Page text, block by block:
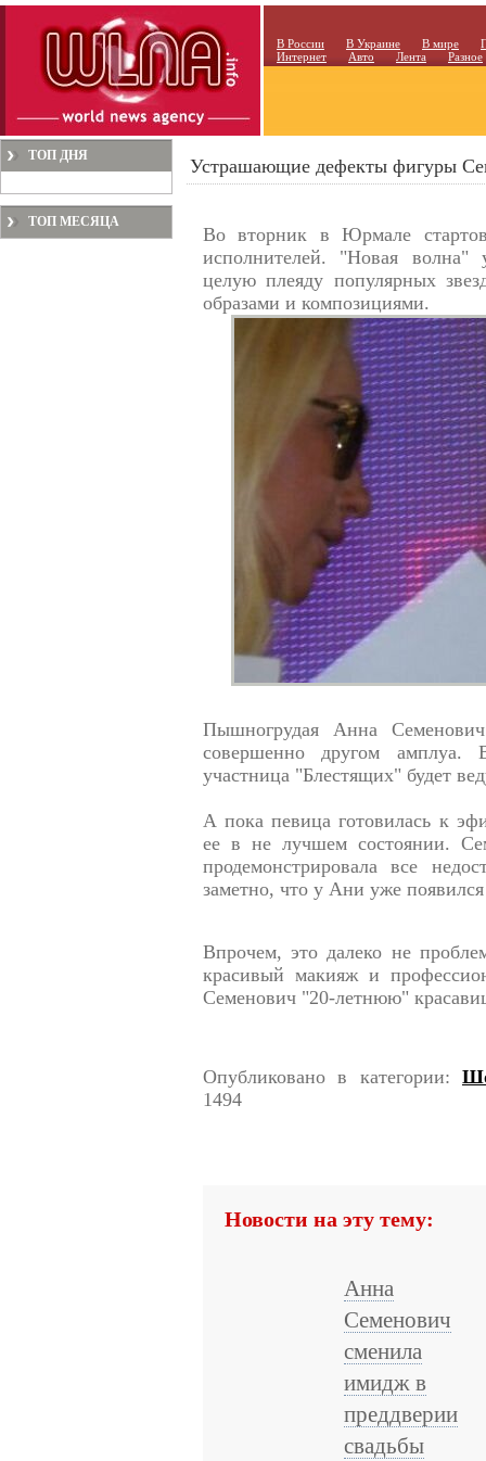
В России В Украине В мире
Интернет
Авто Лента Разное
ТОП ДНЯ
ТОП МЕСЯЦА
Устрашающие дефекты фигуры
Во вторник в Юрмале
исполнителей. "Новая волна"
целую плеяду популярных
образами и композициями.
Пышногрудая Анна
совершенно другом амплуа.
участница "Блестящих" будет
А пока певица готовилась к
ее в не лучшем состоянии.
продемонстрировала все
заметно, что у Ани уже
Впрочем, это далеко не
красивый макияж и
Семенович "20-летнюю"
Опубликовано в категории:
1494
Новости на эту тему:
Анна
Семенович
сменила
имидж в
преддверии
свадьбы